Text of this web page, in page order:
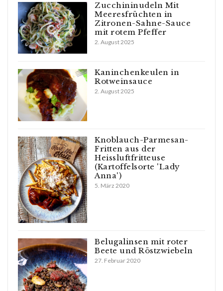
Zucchininudeln Mit
Meeresfrüchten in
Zitronen-Sahne-Sauce
mit rotem Pfeffer
2. August 2025
Kaninchenkeulen in
Rotweinsauce
2. August 2025
Knoblauch-Parmesan-
Fritten aus der
Heissluftfritteuse
(Kartoffelsorte 'Lady
Anna')
5. März 2020
Belugalinsen mit roter
Beete und Röstzwiebeln
27. Februar 2020